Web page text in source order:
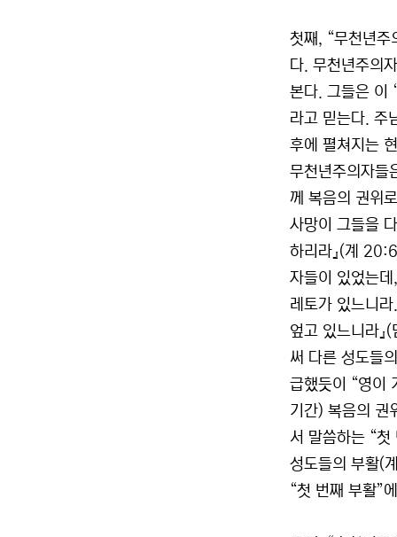
첫째, “무천년주
다. 무천년주의
본다. 그들은 이
라고 믿는다. 주
후에 펼쳐지는
무천년주의자들
께 복음의 권위
사망이 그들을
하리라』(계
자들이 있었는
레토가 있느니
엎고 있느니라
써 다른 성도들
급했듯이 “영이
기간) 복음의 권
서 말씀하는 “
성도들의 부활(
“첫 번째 부활”